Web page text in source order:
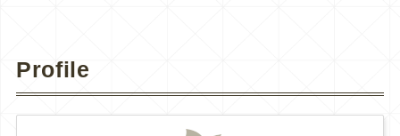
Profile